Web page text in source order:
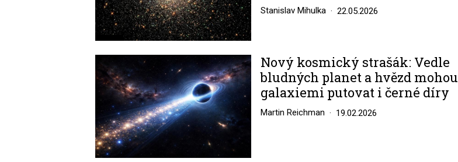
Stanislav Mihulka 22.05.2026
Nový kosmický strašák: Vedle
bludných planet a hvězd mohou
galaxiemi putovat i černé díry
Martin Reichman 19.02.2026